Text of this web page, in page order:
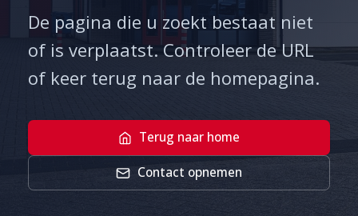
De pagina die u zoekt bestaat niet
of is verplaatst. Controleer de URL
of keer terug naar de homepagina.
Terug naar home
Contact opnemen